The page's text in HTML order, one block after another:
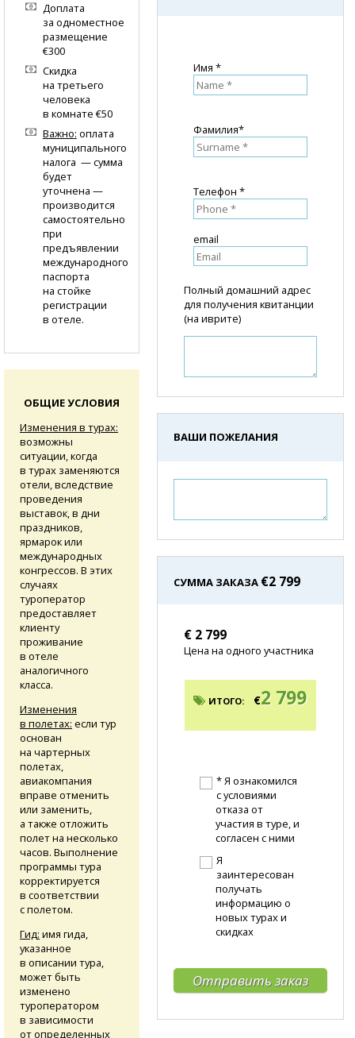
Имя *
Фамилия*
Телефон *
email
Полный домашний адрес
для получения квитанции
(на иврите)
ВАШИ ПОЖЕЛАНИЯ
СУММА ЗАКАЗА €2 799
€ 2 799
Цена на одного участника
ИТОГО: €2 799
* Я ознакомился
с условиями
отказа от
участия в туре, и
согласен с ними
Я
заинтересован
получать
информацию о
новых турах и
скидках
Доплата
за одноместное
размещение
€300
Скидка
на третьего
человека
в комнате €50
Важно: оплата
муниципального
налога — сумма
будет
уточнена —
производится
самостоятельно
при
предъявлении
международного
паспорта
на стойке
регистрации
в отеле.
ОБЩИЕ УСЛОВИЯ
Изменения в турах:
возможны
ситуации, когда
в турах заменяются
отели, вследствие
проведения
выставок, в дни
праздников,
ярмарок или
международных
конгрессов. В этих
случаях
туроператор
предоставляет
клиенту
проживание
в отеле
аналогичного
класса.
Изменения
в полетах: если тур
основан
на чартерных
полетах,
авиакомпания
вправе отменить
или заменить,
а также отложить
полет на несколько
часов. Выполнение
программы тура
корректируется
в соответствии
с полетом.
Гид: имя гида,
указанное
в описании тура,
может быть
изменено
туроператором
в зависимости
от определенных